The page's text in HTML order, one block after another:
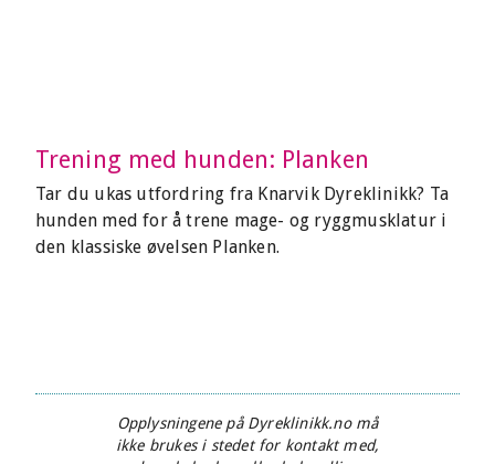
Trening med hunden: Planken
Tar du ukas utfordring fra Knarvik Dyreklinikk? Ta
hunden med for å trene mage- og ryggmusklatur i
den klassiske øvelsen Planken.
Opplysningene på Dyreklinikk.no må
ikke brukes i stedet for kontakt med,